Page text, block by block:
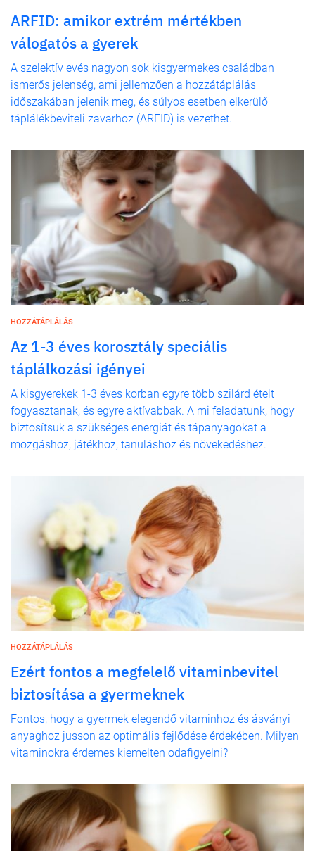
ARFID: amikor extrém mértékben
válogatós a gyerek
A szelektív evés nagyon sok kisgyermekes családban
ismerős jelenség, ami jellemzően a hozzátáplálás
időszakában jelenik meg, és súlyos esetben elkerülő
táplálékbeviteli zavarhoz (ARFID) is vezethet.
HOZZÁTÁPLÁLÁS
Az 1-3 éves korosztály speciális
táplálkozási igényei
A kisgyerekek 1-3 éves korban egyre több szilárd ételt
fogyasztanak, és egyre aktívabbak. A mi feladatunk, hogy
biztosítsuk a szükséges energiát és tápanyagokat a
mozgáshoz, játékhoz, tanuláshoz és növekedéshez.
HOZZÁTÁPLÁLÁS
Ezért fontos a megfelelő vitaminbevitel
biztosítása a gyermeknek
Fontos, hogy a gyermek elegendő vitaminhoz és ásványi
anyaghoz jusson az optimális fejlődése érdekében. Milyen
vitaminokra érdemes kiemelten odafigyelni?